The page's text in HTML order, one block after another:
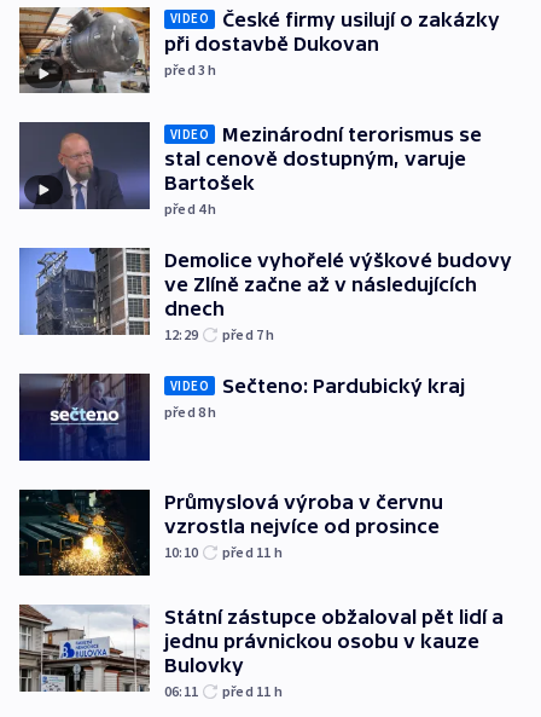
VIDEO
České firmy usilují o zakázky
při dostavbě Dukovan
před 3h
VIDEO
Mezinárodní terorismus se
stal cenově dostupným, varuje
Bartošek
před 4h
Demolice vyhořelé výškové budovy
ve Zlíně začne až v následujících
dnech
12:29 před 7h
VIDEO Sečteno: Pardubický kraj
před 8h
Průmyslová výroba v červnu
vzrostla nejvíce od prosince
10:10 před 11 h
Státní zástupce obžaloval pět lidí a
jednu právnickou osobu v kauze
Bulovky
06:11 před 11 h